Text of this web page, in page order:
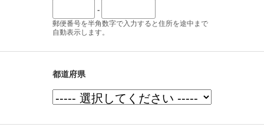
-
郵便番号を半角数字で入力すると住所を途中まで
自動表示します。
都道府県